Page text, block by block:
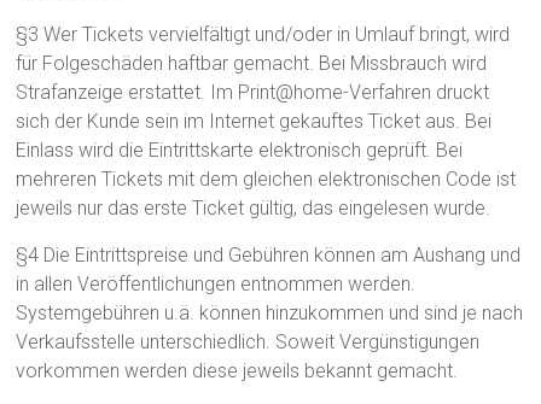
§3 Wer Tickets vervielfältigt und/oder in Umlauf bringt, wird
für Folgeschäden haftbar gemacht. Bei Missbrauch wird
Strafanzeige erstattet. Im Print@home-Verfahren druckt
sich der Kunde sein im Internet gekauftes Ticket aus. Bei
Einlass wird die Eintrittskarte elektronisch geprüft. Bei
mehreren Tickets mit dem gleichen elektronischen Code ist
jeweils nur das erste Ticket gültig, das eingelesen wurde.
§4 Die Eintrittspreise und Gebühren können am Aushang und
in allen Veröffentlichungen entnommen werden.
Systemgebühren u.ä. können hinzukommen und sind je nach
Verkaufsstelle unterschiedlich. Soweit Vergünstigungen
vorkommen werden diese jeweils bekannt gemacht.